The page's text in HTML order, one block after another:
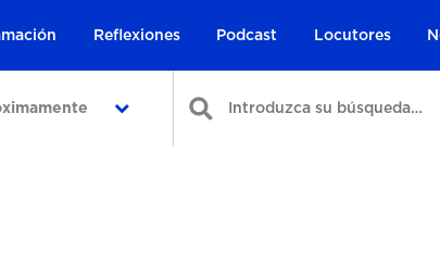
Reflexiones Podcast Locutores